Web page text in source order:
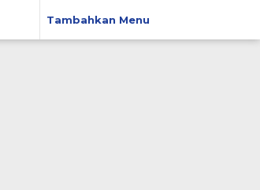
Tambahkan Menu